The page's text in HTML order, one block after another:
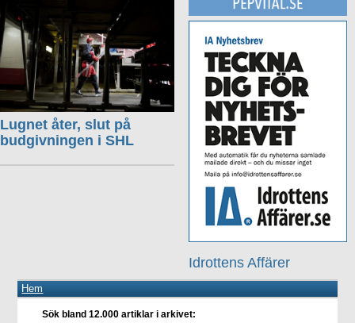
Idrottens Affärer
Lugnet åter, slut på
budgivningen i SHL
Hem
Sök bland 12.000 artiklar i arkivet: